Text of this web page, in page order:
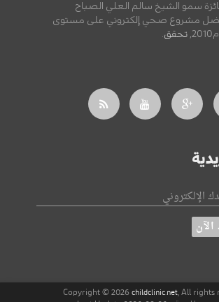
سمو الشيخ سالم العلي الصباح
مشروع صحي إلكتروني على مستوى
تحقق.
الإلكتروني
Copyright © 2026 childclinic.net, All rights